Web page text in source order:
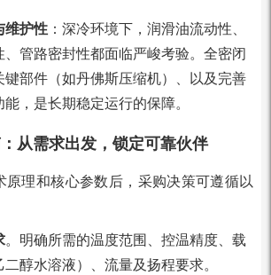
维护性：深冷环境下，润滑油流动性、
、管路密封性都面临严峻考验。全密闭
键部件（如丹佛斯压缩机）、以及完善
，是长期稳定运行的保障。
从需求出发，锁定可靠伙伴
原理和核心参数后，采购决策可遵循以
。明确所需的温度范围、控温精度、载
醇水溶液）、流量及扬程要求。